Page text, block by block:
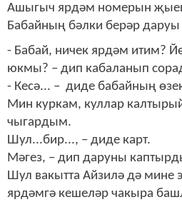
Ашыгыч ярдәм номерын
Бабайның бәлки берәр даруы
- Бабай, ничек ярдәм итим?
юкмы? – дип кабаланып
- Кесә... – диде бабайның
Мин куркам, куллар
чыгардым.
Шул...бир..., – диде карт.
Мәгез, – дип даруны
Шул вакытта Айзилә дә мине
ярдәмгә кешеләр чакыра